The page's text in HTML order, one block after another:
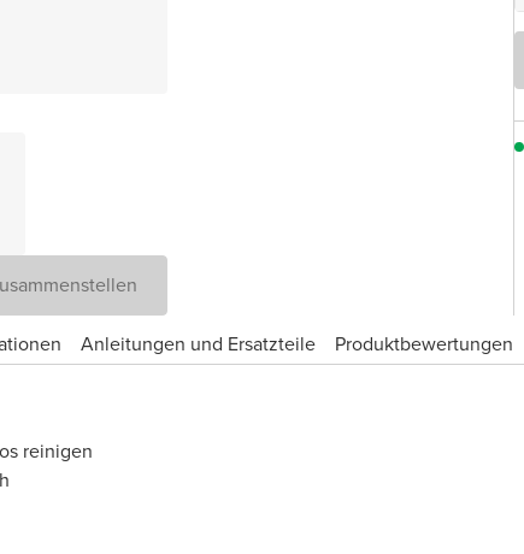
Anleitungen und Ersatzteile Produktbewertungen
reinigen